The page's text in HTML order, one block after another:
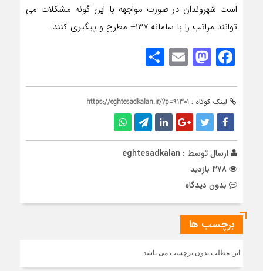
است شهروندان در صورت مواجهه با این گونه مشکلات می
توانند مراتب را با سامانه ۱۳۷+ مطرح و پیگیری کنند.
Facebook
Mastodon
Email
لینک کوتاه : https://eghtesadkalan.ir/?p=91301
ارسال توسط : eghtesadkalan
بدون دیدگاه
برچسب ها
این مطلب بدون برچسب می باشد.